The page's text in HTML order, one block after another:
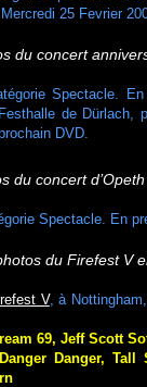
25 Fevrier
concert
Spectacle. En
de Dürlach,
DVD.
concert d’Opeth
Spectacle. En
du Firefest V
V, à
69, Jeff Scott
Danger,